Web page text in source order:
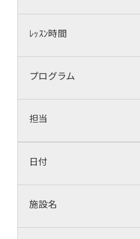
ﾚｯｽﾝ時間
プログラム
担当
日付
施設名